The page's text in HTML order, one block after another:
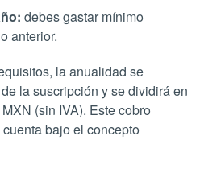
debes gastar mínimo
anterior.
la anualidad se
la suscripción y se dividirá en
(sin IVA). Este cobro
bajo el concepto